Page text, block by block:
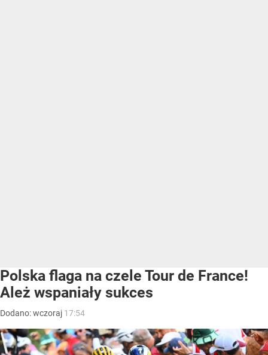
Polska flaga na czele Tour de France!
Ależ wspaniały sukces
Dodano:wczoraj 17:54